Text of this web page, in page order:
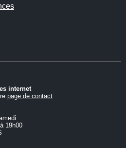
internet
page de contact
19h00